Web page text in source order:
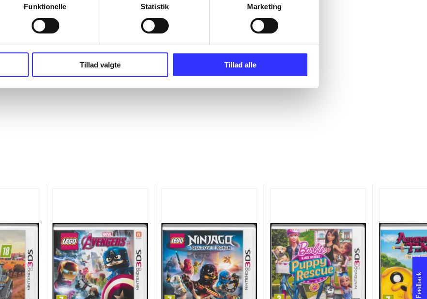
Funktionelle Statistik Marketing
Tillad valgte Tillad alle
Feedback